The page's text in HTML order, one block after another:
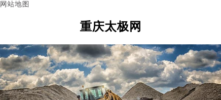
网站地图
重庆太极网